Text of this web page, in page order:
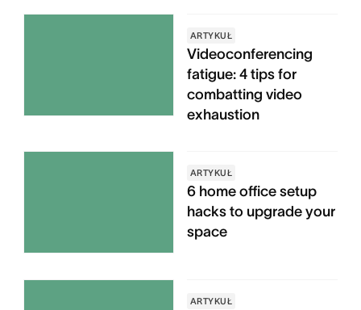
ARTYKUŁ
Videoconferencing
fatigue: 4 tips for
combatting video
exhaustion
ARTYKUŁ
6 home office setup
hacks to upgrade your
space
ARTYKUŁ